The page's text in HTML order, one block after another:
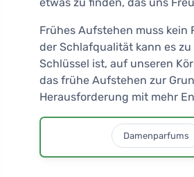
Frühes Aufstehen muss
der Schlafqualität kann es
Schlüssel ist, auf unseren
das frühe Aufstehen zur
Herausforderung mit mehr
Damenparfums